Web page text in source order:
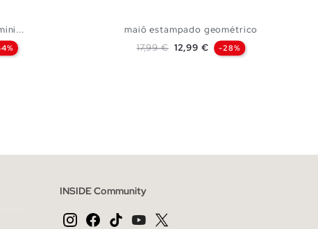
maiô estampado geométrico
Preço normal
17,99 € Preço
12,99 € -28%
INSIDE Community